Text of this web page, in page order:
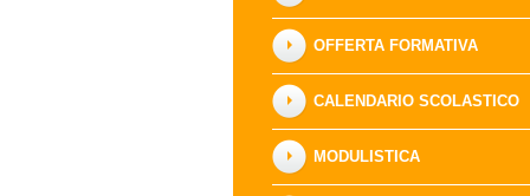
OFFERTA FORMATIVA
CALENDARIO SCOLASTICO
MODULISTICA